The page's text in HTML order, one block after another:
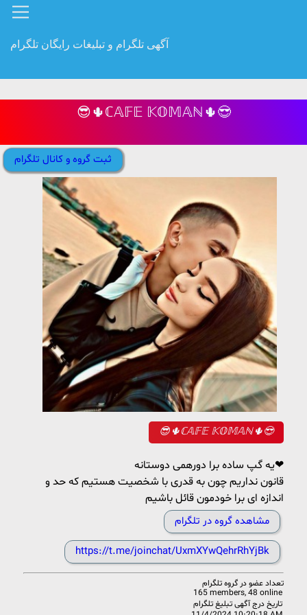
آگهی تلگرام و تبلیغات رایگان تلگرام
😎🌵ℂ𝔸𝔽𝔼 𝕂𝕆𝕄𝔸ℕ🌵😎
ثبت گروه و کانال تلگرام
😎🌵ℂ𝔸𝔽𝔼 𝕂𝕆𝕄𝔸ℕ🌵😎
یه گپ ساده برا دورهمی دوستانه❤
قانون نداریم چون به قدری با شخصیت هستیم که حد و
اندازه ای برا خودمون قائل باشیم
مشاهده گروه در تلگرام
https://t.me/joinchat/UxmXYwQehrRhYjBk
تعداد عضو در گروه تلگرام
165 members, 48 online
تاریخ درج آگهی تبلیغ تلگرام